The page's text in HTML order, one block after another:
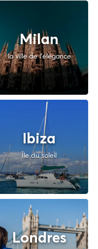
Milan
la ville de l'élégance
Ibiza
Île du soleil
Londres